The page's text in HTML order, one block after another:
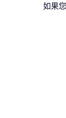
如果